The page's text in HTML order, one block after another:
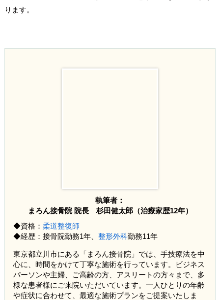
ります。
執筆者：
まろん接骨院 院長 杉田健太郎（治療家歴12年）
◆資格：柔道整復師
◆経歴：接骨院勤務1年、整形外科勤務11年
東京都立川市にある「まろん接骨院」では、手技療法を中
心に、時間をかけて丁寧な施術を行っています。ビジネス
パーソンや主婦、ご高齢の方、アスリートの方々まで、多
様な患者様にご来院いただいています。一人ひとりの年齢
や症状に合わせて、最適な施術プランをご提案いたしま